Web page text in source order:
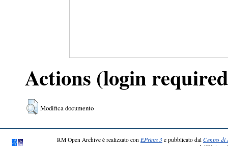
Actions (login
Modifica documento
RM Open Archive è realizzato con EPrints 3 e pubblicato dal Centro di